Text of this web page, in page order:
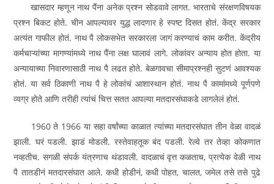
खासदार म्हणून नाथ पैंना अनेक प्रश्‍न सोडवावे लागत. भारताचे संरक्षणविषयक
प्रश्‍न बिकट होते. चीन आपल्यावर युद्ध लादणार हे स्पष्ट दिसत होतं. केंद्र सरकार
अत्यंत गाफील होतं. नाथ पै लोकसभेत सरकारला जागं करण्याचं काम करीत. केंद्रीय
कर्मचाऱ्यांच्या मागण्यांमध्ये नाथ पैंना लक्ष घालावं लागे. लोकांवर अन्याय होत होता. या
अन्यायाच्या निवारणासाठी नाथ पै लढत होते. बेळगावचा सीमाप्रश्‍नही सुटणं आवश्‍यक
होतं. या सर्व ठिकाणी नाथ पै हे लोकांचं आशास्थान होतं. नाथ पै कामांमध्ये पूर्णपणे
व्यग्र होते आणि तरीही त्यांचं चित्त सतत आपल्या मतदारसंघाकडे लागलेलं होतं.
1960 ते 1966 या सहा वर्षांच्या काळात त्यांच्या मतदारसंघात तीन वेळा वादळं
झाली. घरं पडली. झाडं मोडली. रस्तेवाहतूक बंद पडली. रेल्वे तर तेव्हा कोकणात
नव्हतीच. सगळी संपर्क यंत्रणाच थंडावली. वादळाचं वृत्त कळताच, प्रत्येक वेळी नाथ
पै तातडीनं मतदारसंघात आले. कधी होडीनं, कधी पोहत, चालत, जमेल तसे तसे पुढे